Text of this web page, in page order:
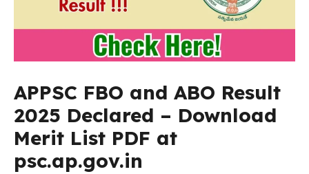
APPSC FBO and ABO Result
2025 Declared – Download
Merit List PDF at
psc.ap.gov.in